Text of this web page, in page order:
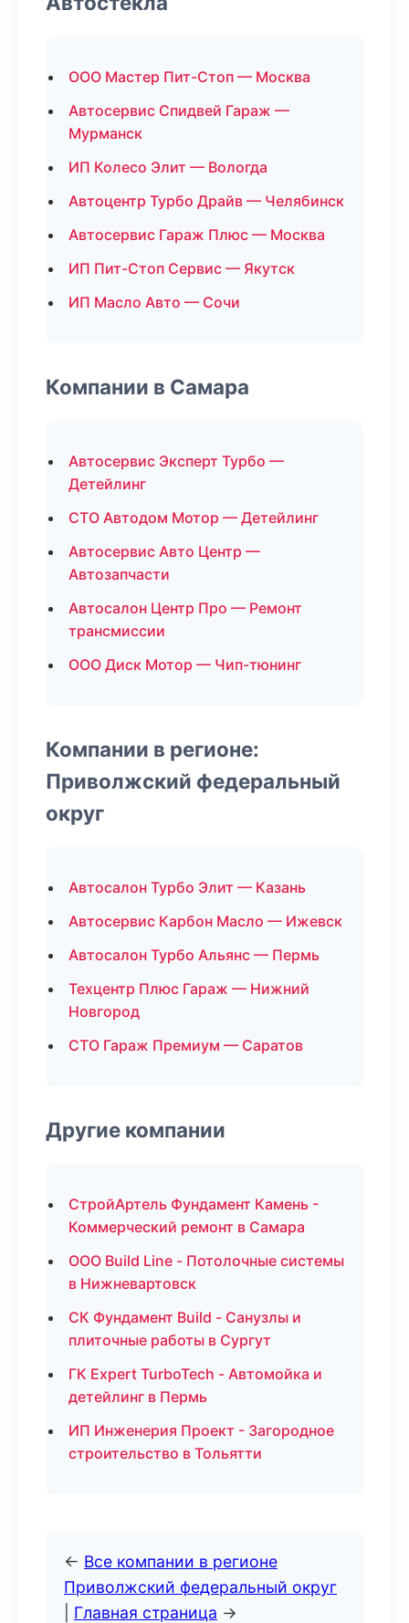
ООО Мастер Пит-Стоп — Москва
Автосервис Спидвей Гараж —
Мурманск
ИП Колесо Элит — Вологда
Автоцентр Турбо Драйв — Челябинск
Автосервис Гараж Плюс — Москва
ИП Пит-Стоп Сервис — Якутск
ИП Масло Авто — Сочи
Компании в Самара
Автосервис Эксперт Турбо —
Детейлинг
СТО Автодом Мотор — Детейлинг
Автосервис Авто Центр —
Автозапчасти
Автосалон Центр Про — Ремонт
трансмиссии
ООО Диск Мотор — Чип-тюнинг
Компании в регионе:
Приволжский федеральный
округ
Автосалон Турбо Элит — Казань
Автосервис Карбон Масло — Ижевск
Автосалон Турбо Альянс — Пермь
Техцентр Плюс Гараж — Нижний
Новгород
СТО Гараж Премиум — Саратов
Другие компании
СтройАртель Фундамент Камень -
Коммерческий ремонт в Самара
ООО Build Line - Потолочные системы
в Нижневартовск
СК Фундамент Build - Санузлы и
плиточные работы в Сургут
ГК Expert TurboTech - Автомойка и
детейлинг в Пермь
ИП Инженерия Проект - Загородное
строительство в Тольятти
← Все компании в регионе
Приволжский федеральный округ
Главная страница →